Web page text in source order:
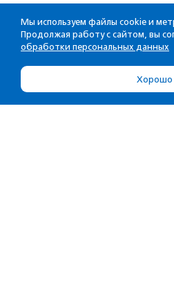
Мы используем файлы cookie и
Продолжая работу с сайтом, вы
обработки персональных данных
Хорошо